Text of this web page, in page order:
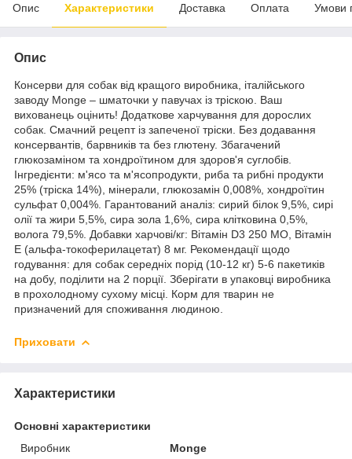
Опис Характеристики Доставка Оплата Умови
Опис
Консерви для собак від кращого виробника, італійського
заводу Monge – шматочки у павучах із тріскою. Ваш
вихованець оцінить! Додаткове харчування для дорослих
собак. Смачний рецепт із запеченої тріски. Без додавання
консервантів, барвників та без глютену. Збагачений
глюкозаміном та хондроїтином для здоров'я суглобів.
Інгредієнти: м'ясо та м'ясопродукти, риба та рибні продукти
25% (тріска 14%), мінерали, глюкозамін 0,008%, хондроїтин
сульфат 0,004%. Гарантований аналіз: сирий білок 9,5%, сирі
олії та жири 5,5%, сира зола 1,6%, сира клітковина 0,5%,
волога 79,5%. Добавки харчові/кг: Вітамін D3 250 МО, Вітамін
Е (альфа-токоферилацетат) 8 мг. Рекомендації щодо
годування: для собак середніх порід (10-12 кг) 5-6 пакетиків
на добу, поділити на 2 порції. Зберігати в упаковці виробника
в прохолодному сухому місці. Корм для тварин не
призначений для споживання людиною.
Приховати
Характеристики
Основні характеристики
Виробник
Monge